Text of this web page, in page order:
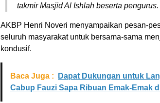
takmir Masjid Al Ishlah beserta pengurus.
AKBP Henri Noveri menyampaikan pesan-
seluruh masyarakat untuk bersama-sama
kondusif.
Baca Juga :
Dapat Dukungan untuk
Cabup Fauzi Sapa Ribuan Emak-Emak